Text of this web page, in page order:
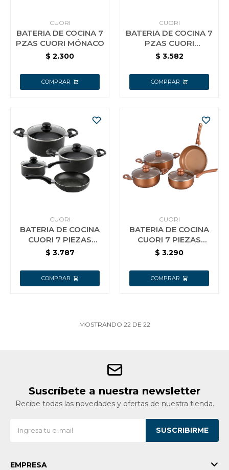
CUORI
BATERIA DE COCINA 7
PZAS CUORI MÓNACO
$ 2.300
CUORI
BATERIA DE COCINA 7
PZAS CUORI
VOLTERRA
$ 3.582
CUORI
BATERIA DE COCINA
CUORI 7 PIEZAS
MODELO BLACK
$ 3.787
CUORI
BATERIA DE COCINA
CUORI 7 PIEZAS
MODELO CHEF
$ 3.290
MOSTRANDO 22 DE 22
Suscríbete a nuestra newsletter
Recibe todas las novedades y ofertas de nuestra tienda.
SUSCRIBIRME
EMPRESA